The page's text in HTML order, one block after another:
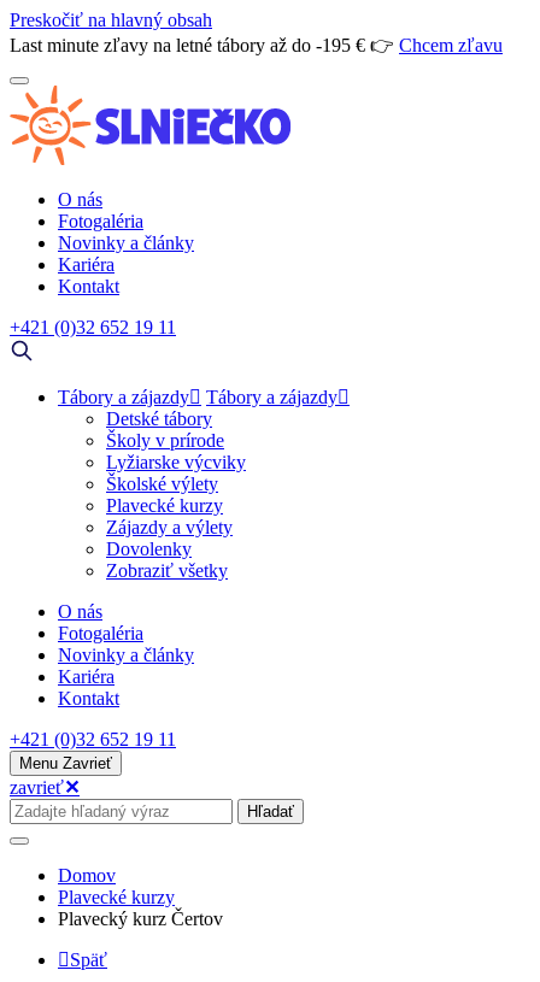
Preskočiť na hlavný obsah
Last minute zľavy na letné tábory až do -195 € 👉 Chcem zľavu
O nás
Fotogaléria
Novinky a články
Kariéra
Kontakt
+421 (0)32 652 19 11
Tábory a zájazdy
Tábory a zájazdy
Detské tábory
Školy v prírode
Lyžiarske výcviky
Školské výlety
Plavecké kurzy
Zájazdy a výlety
Dovolenky
Zobraziť všetky
O nás
Fotogaléria
Novinky a články
Kariéra
Kontakt
+421 (0)32 652 19 11
Menu Zavrieť
zavrieť✕
Hľadať
Domov
Plavecké kurzy
Plavecký kurz Čertov
Späť